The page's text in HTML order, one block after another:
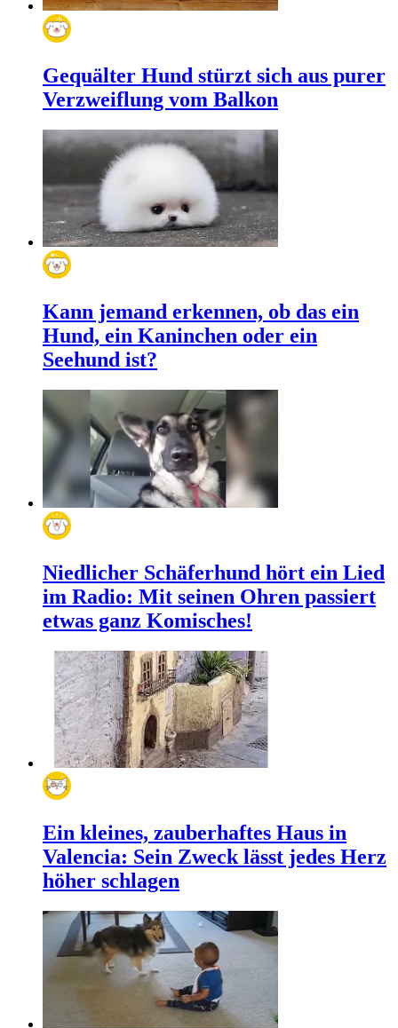
Gequälter Hund stürzt sich aus purer
Verzweiflung vom Balkon
Kann jemand erkennen, ob das ein
Hund, ein Kaninchen oder ein
Seehund ist?
Niedlicher Schäferhund hört ein Lied
im Radio: Mit seinen Ohren passiert
etwas ganz Komisches!
Ein kleines, zauberhaftes Haus in
Valencia: Sein Zweck lässt jedes Herz
höher schlagen